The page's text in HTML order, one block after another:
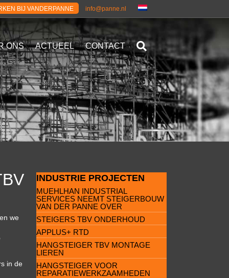
BIJ VANDERPANNE info@panne.nl
ONS ACTUEEL CONTACT
we
in de
INDUSTRIE PROJECTEN
MUEHLHAN INDUSTRIAL
SERVICES NEEMT STEIGERBOUW
VAN DER PANNE OVER
STEIGERS TBV ONDERHOUD
APPLUS+ RTD
HANGSTEIGER TBV MONTAGE
LIEREN
HANGSTEIGER VOOR
REPARATIEWERKZAAMHEDEN